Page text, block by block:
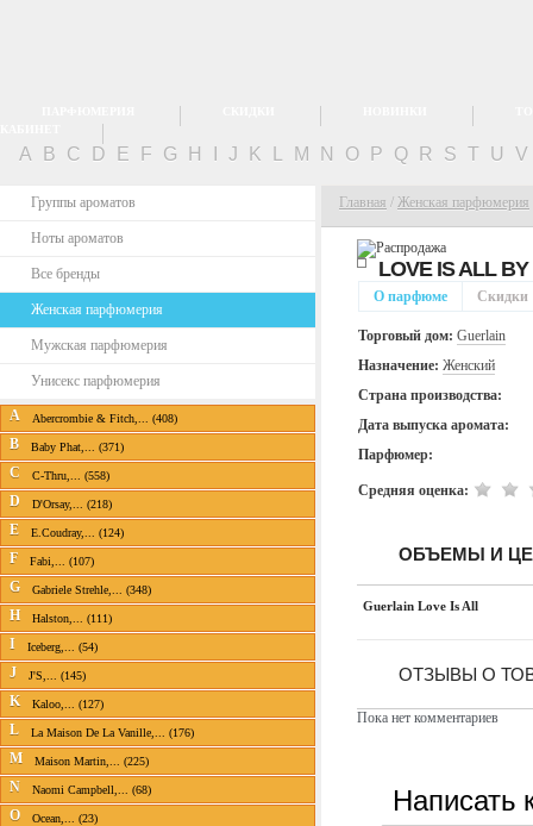
A B C D E F G H J K M N O P Q R S T U V
Группы ароматов
Ноты ароматов
Все бренды
Женская парфюмерия
Мужская парфюмерия
Унисекс парфюмерия
A Abercrombie & Fitch,... (408)
B Baby Phat,... (371)
C C-Thru,... (558)
D D'Orsay,... (218)
E E.Coudray,... (124)
F Fabi,... (107)
G Gabriele Strehle,... (348)
H Halston,... (111)
I Iceberg,... (54)
J J'S,... (145)
K Kaloo,... (127)
L La Maison De La Vanille,... (176)
M Maison Martin,... (225)
N Naomi Campbell,... (68)
O Ocean,... (23)
Главная / Женская парфюмерия
LOVE IS ALL BY
О парфюме
Торговый дом: Guerlain
Назначение: Женский
Страна производства:
Дата выпуска аромата:
Парфюмер:
Средняя оценка:
Скидки
ОБЪЕМЫ И
Guerlain Love Is All
ОТЗЫВЫ О
Пока нет комментариев
Написать